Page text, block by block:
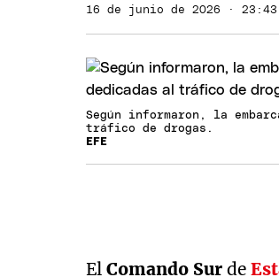
16 de junio de 2026 ·
Según informaron, la
tráfico de drogas.
EFE
ElComando Sur de